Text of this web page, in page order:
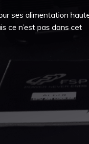
ses alimentation
ce n’est pas dans cet